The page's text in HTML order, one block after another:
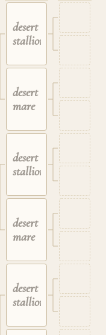
desert
stallion
desert
mare
desert
stallion
desert
mare
desert
stallion